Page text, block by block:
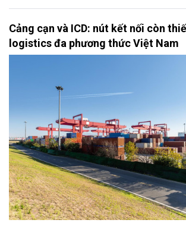
Cảng cạn và ICD: nút kết nối còn
logistics đa phương thức Việt Nam